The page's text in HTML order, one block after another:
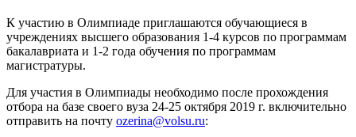
К участию в Олимпиаде приглашаются обучающиеся в
учреждениях высшего образования 1-4 курсов по программам
бакалавриата и 1-2 года обучения по программам
магистратуры.
Для участия в Олимпиады необходимо после прохождения
отбора на базе своего вуза 24-25 октября 2019 г. включительно
отправить на почту ozerina@volsu.ru: